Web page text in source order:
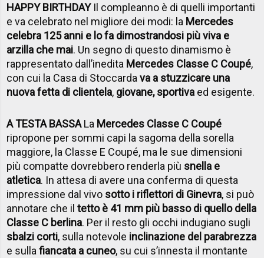
HAPPY BIRTHDAYIl compleanno è di quelli importanti
e va celebrato nel migliore dei modi: la Mercedes
celebra 125 anni e lo fa dimostrandosi più viva e
arzilla che mai. Un segno di questo dinamismo è
rappresentato dall’inedita Mercedes Classe C Coupé,
con cui la Casa di Stoccardava a stuzzicare una
nuova fetta di clientela, giovane, sportiva ed esigente.
A TESTA BASSALa Mercedes Classe C Coupé
ripropone per sommi capi la sagoma della sorella
maggiore, la Classe E Coupé, ma le sue dimensioni
più compatte dovrebbero renderla più snella e
atletica. In attesa di avere una conferma di questa
impressione dal vivo sotto i riflettori di Ginevra, si può
annotare che iltetto è 41 mm più basso di quello della
Classe C berlina. Per il resto gli occhi indugiano sugli
sbalzi corti, sulla notevole inclinazione del parabrezza
e sullafiancata a cuneo, su cui s’innesta il montante